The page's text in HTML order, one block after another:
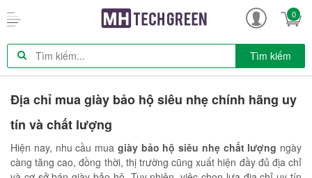
0
Tìm kiếm
Địa chỉ mua giày bảo hộ siêu nhẹ chính hãng uy
tín và chất lượng
Hiện nay, nhu cầu mua giày bảo hộ siêu nhẹ chất lượng ngày
càng tăng cao, đồng thời, thị trường cũng xuất hiện đầy đủ địa chỉ